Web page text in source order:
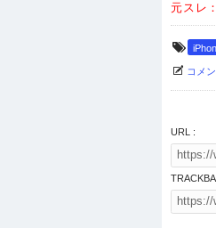
元スレ：
コメ
URL :